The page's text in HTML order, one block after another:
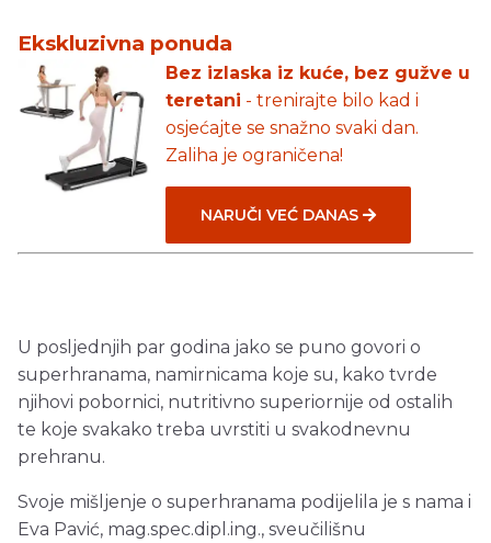
Ekskluzivna ponuda
Bez izlaska iz kuće, bez gužve u
teretani - trenirajte bilo kad i
osjećajte se snažno svaki dan.
Zaliha je ograničena!
NARUČI VEĆ DANAS
U posljednjih par godina jako se puno govori o
superhranama, namirnicama koje su, kako tvrde
njihovi pobornici, nutritivno superiornije od ostalih
te koje svakako treba uvrstiti u svakodnevnu
prehranu.
Svoje mišljenje o superhranama podijelila je s nama i
Eva Pavić, mag.spec.dipl.ing., sveučilišnu